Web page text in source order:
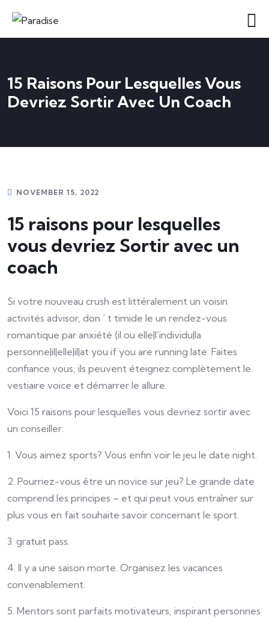
15 Raisons Pour Lesquelles Vous
Devriez Sortir Avec Un Coach
NOVEMBER 15, 2022
15 raisons pour lesquelles
vous devriez Sortir avec un
coach
Si votre nouveau crush est littéralement un voisin
activités advisor, don ‘ t timide le un rendez-vous
romantique par anxiété {il ou elle|l’individu|la
personne|il|elle|il|at you if you are running late. Faites
confiance vous, ils peuvent éteignez complètement le
vestiaire voice et démarrer le allure.
Voici 15 raisons pour lesquelles vous devriez sortir avec
un conseiller:
1. Vous aimez sports? Vous enfin voir le jeu le date night.
2. Pourriez-vous être un novice sur jeu? Le grande date
comprend les principes – et qui peut vous entraîner sur
plus vous en fait souhaite savoir concernant le sport.
3. gratuit pass.
4. Il y a une saison morte. Organisez les vacances
convenablement.
5. Mentors sont parfaits motivateurs, inspirant personnes